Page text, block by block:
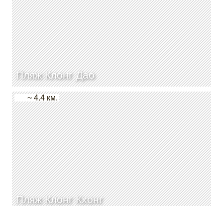
Пляж Клонг Дао
Пляж Клонг Кхонг
~ 4.4 км.